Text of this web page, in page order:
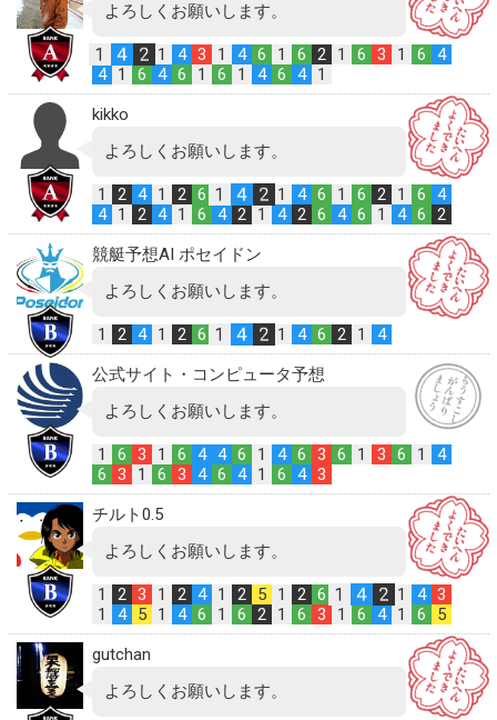
よろしくお願いします。
1 4 2 1 4 3 1 4 6 1 6 2 1 6 3 1 6
4
4
1 6 4 6 1 6 1 4 6 4
1
kikko
よろしくお願いします。
1 2 4 1 2 6 1 4 2 1 4 6 1 6 2 1 6
4
4
1 2 4 1 6 4 2 1 4 2 6 4 6 1 4 6
2
競艇予想AI ポセイドン
よろしくお願いします。
1 2 4 1 2 6 1 4 2 1 4 6 2 1
4
公式サイト・コンピュータ予想
よろしくお願いします。
1 6 3 1 6 4 4 6 1 4 6 3 6 1 3 6 1
4
6
3 1 6 3 4 6 4 1 6 4 3
チルト0.5
よろしくお願いします。
1 2 3 1 2 4 1 2 5 1 2 6 1 4 2 1 4 3
1
4 5 1 4 6 1 6 2 1 6 3 1 6 4 1 6
5
gutchan
よろしくお願いします。